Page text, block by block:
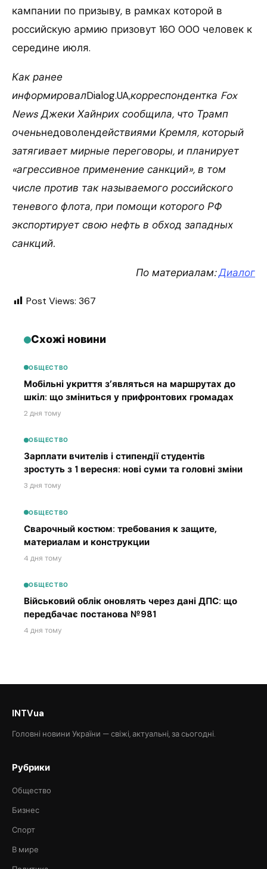
кампании по призыву, в рамках которой в
российскую армию призовут 160 000 человек к
середине июля.
Как ранее
информировалDialog.UA,корреспондентка Fox
News Джеки Хайнрих сообщила, что Трамп
оченьнедоволендействиями Кремля, который
затягивает мирные переговоры, и планирует
«агрессивное применение санкций», в том
числе против так называемого российского
теневого флота, при помощи которого РФ
экспортирует свою нефть в обход западных
санкций.
По материалам:Диалог
Post Views: 367
Схожі новини
ОБЩЕСТВО
Мобільні укриття з’являться на маршрутах до
шкіл: що зміниться у прифронтових громадах
2 дня тому
ОБЩЕСТВО
Зарплати вчителів і стипендії студентів
зростуть з 1 вересня: нові суми та головні зміни
3 дня тому
ОБЩЕСТВО
Сварочный костюм: требования к защите,
материалам и конструкции
4 дня тому
ОБЩЕСТВО
Військовий облік оновлять через дані ДПС: що
передбачає постанова №981
4 дня тому
INTVua
Головні новини України — свіжі, актуальні, за сьогодні.
Рубрики
Общество
Бизнес
Спорт
В мире